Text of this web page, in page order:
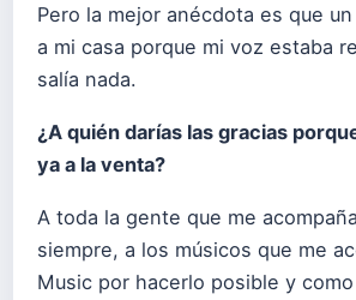
Pero la mejor anécdota es que
a mi casa porque mi voz estaba
salía nada.
¿A quién darías las gracias
ya a la venta?
A toda la gente que me
siempre, a los músicos que me
Music por hacerlo posible y